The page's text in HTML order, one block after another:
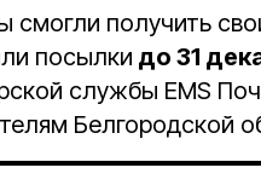
смогли получить
посылки до 31
службы EMS
Белгородской